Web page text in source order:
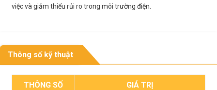
việc và giảm thiểu rủi ro trong môi trường điện.
Thông số kỹ thuật
THÔNG SỐ GIÁ TRỊ